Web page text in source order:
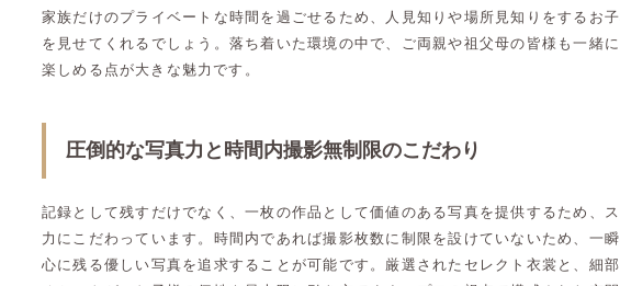
家族だけのプライベートな時間を過ごせるため、人見知りや場所見知りをするお
を見せてくれるでしょう。落ち着いた環境の中で、ご両親や祖父母の皆様も一緒
楽しめる点が大きな魅力です。
圧倒的な写真力と時間内撮影無制限のこだわり
記録として残すだけでなく、一枚の作品として価値のある写真を提供するため、
力にこだわっています。時間内であれば撮影枚数に制限を設けていないため、一
心に残る優しい写真を追求することが可能です。厳選されたセレクト衣裳と、細